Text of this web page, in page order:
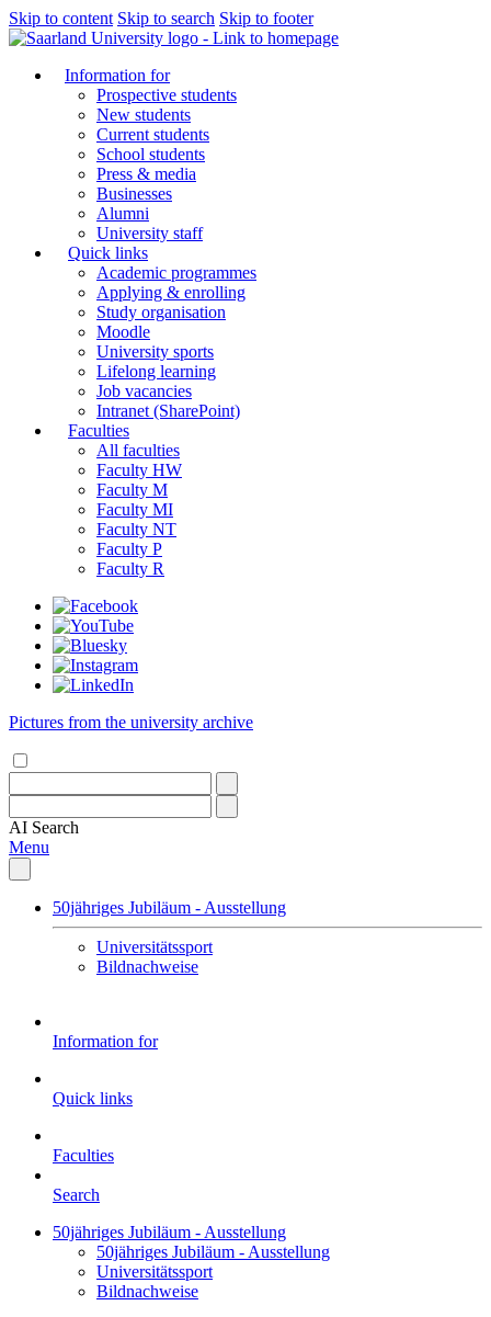
Skip to content Skip to search Skip to footer
Information for
Prospective students
New students
Current students
School students
Press & media
Businesses
Alumni
University staff
Quick links
Academic programmes
Applying & enrolling
Study organisation
Moodle
University sports
Lifelong learning
Job vacancies
Intranet (SharePoint)
Faculties
All faculties
Faculty HW
Faculty M
Faculty MI
Faculty NT
Faculty P
Faculty R
Pictures from the university archive
AI Search
Menu
50jähriges Jubiläum - Ausstellung
Universitätssport
Bildnachweise
Information for
Quick links
Faculties
Search
50jähriges Jubiläum - Ausstellung
50jähriges Jubiläum - Ausstellung
Universitätssport
Bildnachweise